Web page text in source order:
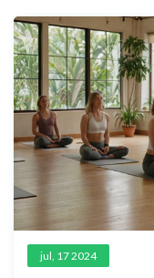
jul, 17 2024